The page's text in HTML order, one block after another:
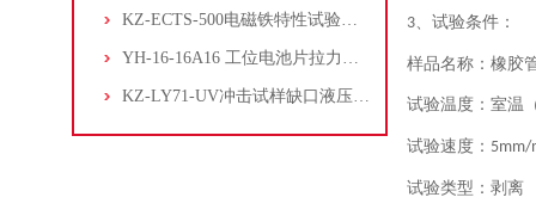
KZ-ECTS-500电磁铁特性试验系统
YH-16-16A16 工位电池片拉力试验机
KZ-LY71-UV冲击试样缺口液压拉床
3、 试验条件：
样品名称：橡胶
试验温度：室温
试验速度： 5mm/
试验类型：剥离